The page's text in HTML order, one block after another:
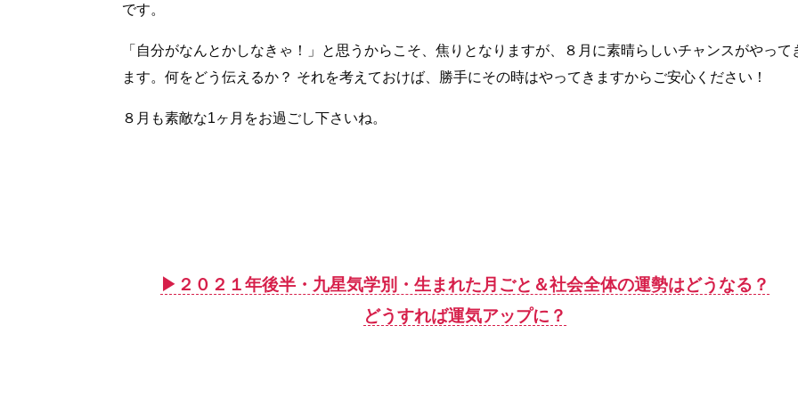
です。
「自分がなんとかしなきゃ！」と思うからこそ、焦りとなりますが、８月に素晴らしいチャンスがやって
ます。何をどう伝えるか？ それを考えておけば、勝手にその時はやってきますからご安心ください！
８月も素敵な1ヶ月をお過ごし下さいね。
▶︎２０２１年後半・九星気学別・生まれた月ごと＆社会全体の運勢はどうなる？
どうすれば運気アップに？